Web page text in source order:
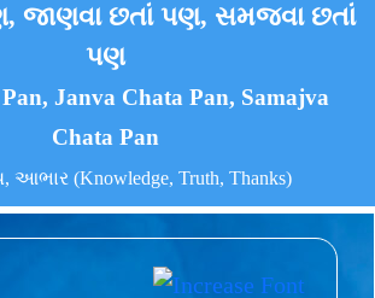
જાણવા છતાં પણ, સમજવા છતાં
પણ
Janva Chata Pan, Samajva
Chata Pan
આભાર (Knowledge, Truth, Thanks)